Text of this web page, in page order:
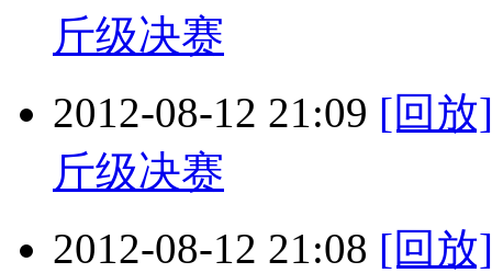
斤级决赛
2012-08-12 21:09 [回放
斤级决赛
2012-08-12 21:08 [回放